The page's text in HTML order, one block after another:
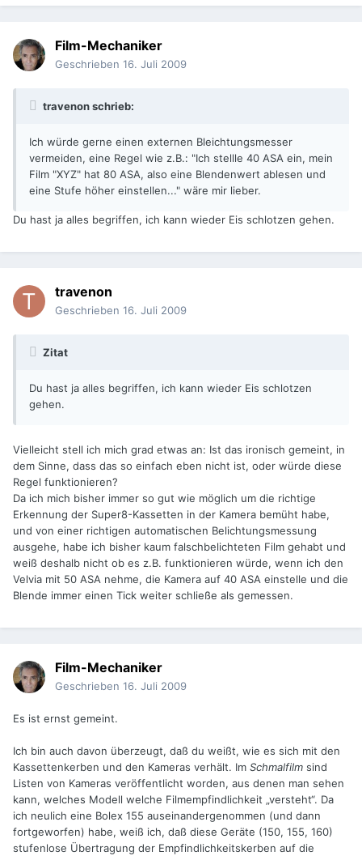
Film-Mechaniker
Geschrieben 16. Juli 2009
travenon schrieb:
Ich würde gerne einen externen Bleichtungsmesser
vermeiden, eine Regel wie z.B.: "Ich stellle 40 ASA ein, mein
Film "XYZ" hat 80 ASA, also eine Blendenwert ablesen und
eine Stufe höher einstellen..." wäre mir lieber.
Du hast ja alles begriffen, ich kann wieder Eis schlotzen gehen.
travenon
Geschrieben 16. Juli 2009
Zitat
Du hast ja alles begriffen, ich kann wieder Eis schlotzen
gehen.
Vielleicht stell ich mich grad etwas an: Ist das ironisch gemeint, in
dem Sinne, dass das so einfach eben nicht ist, oder würde diese
Regel funktionieren?
Da ich mich bisher immer so gut wie möglich um die richtige
Erkennung der Super8-Kassetten in der Kamera bemüht habe,
und von einer richtigen automatischen Belichtungsmessung
ausgehe, habe ich bisher kaum falschbelichteten Film gehabt und
weiß deshalb nicht ob es z.B. funktionieren würde, wenn ich den
Velvia mit 50 ASA nehme, die Kamera auf 40 ASA einstelle und die
Blende immer einen Tick weiter schließe als gemessen.
Film-Mechaniker
Geschrieben 16. Juli 2009
Es ist ernst gemeint.
Ich bin auch davon überzeugt, daß du weißt, wie es sich mit den
Kassettenkerben und den Kameras verhält. Im Schmalfilm sind
Listen von Kameras veröffentlicht worden, aus denen man sehen
kann, welches Modell welche Filmempfindlichkeit „versteht“. Da
ich neulich eine Bolex 155 auseinandergenommen (und dann
fortgeworfen) habe, weiß ich, daß diese Geräte (150, 155, 160)
stufenlose Übertragung der Empfindlichkeitskerben auf die